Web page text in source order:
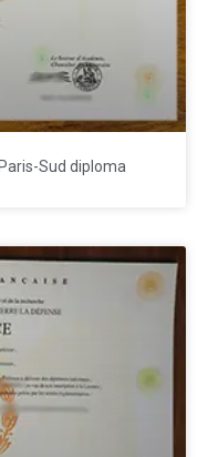
Sud diploma